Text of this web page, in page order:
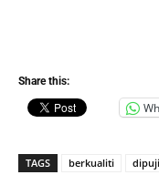
Share this:
TAGS berkualiti